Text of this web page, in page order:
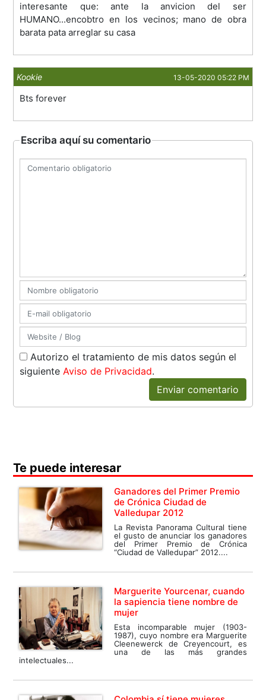
interesante que: ante la anvicion del ser
HUMANO...encobtro en los vecinos; mano de obra
barata pata arreglar su casa
Kookie 13-05-2020 05:22 PM
Bts forever
Escriba aquí su comentario
Autorizo el tratamiento de mis datos según el
siguienteAviso de Privacidad.
Enviar comentario
Te puede interesar
Ganadores del Primer Premio
de Crónica Ciudad de
Valledupar 2012
La Revista Panorama Cultural tiene
el gusto de anunciar los ganadores
del Primer Premio de Crónica
“Ciudad de Valledupar” 2012....
Marguerite Yourcenar, cuando
la sapiencia tiene nombre de
mujer
Esta incomparable mujer (1903-
1987), cuyo nombre era Marguerite
Cleenewerck de Creyencourt, es
una de las más grandes
intelectuales...